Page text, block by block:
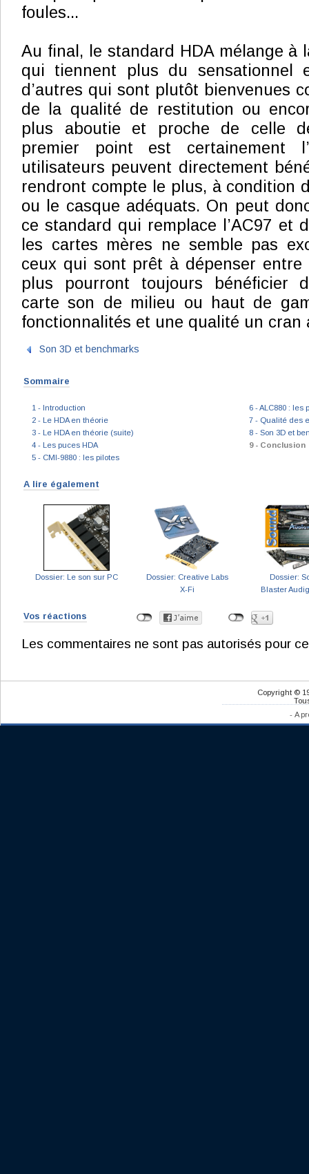
foules...
Au final, le standard HDA mélange à
qui tiennent plus du sensationnel
d’autres qui sont plutôt bienvenues
de la qualité de restitution ou
plus aboutie et proche de celle
premier point est certainement
utilisateurs peuvent directement
rendront compte le plus, à condition
ou le casque adéquats. On peut
ce standard qui remplace l’AC97 et
les cartes mères ne semble pas
ceux qui sont prêt à dépenser
plus pourront toujours bénéficier
carte son de milieu ou haut de
fonctionnalités et une qualité un cran
Son 3D et benchmarks
Sommaire
1 - Introduction
2 - Le HDA en théorie
3 - Le HDA en théorie (suite)
4 - Les puces HDA
5 - CMI-9880 : les pilotes
6 - ALC880 : les
7 - Qualité des
8 - Son 3D et
9 - Conclusion
A lire également
Dossier: Le son sur PC
Dossier: Creative Labs
X-Fi
Dossier:
Blaster
Vos réactions
Les commentaires ne sont pas autorisés pour
Copyright ©
- A